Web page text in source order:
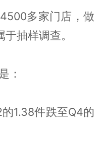
多家门店，做
抽样调查。
：
1.38件跌至Q4的